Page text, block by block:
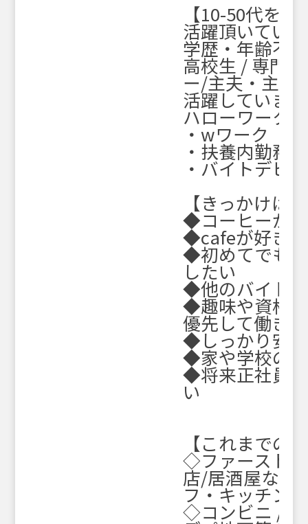
【10-50代を
活躍頂いてい
学歴・年齢不問
高校生 / 専門
ー/主夫・主婦
活躍していま
ハローワーク
・wワーク（
・扶養内勤務
・バイトデビ
【きっかけは
◆コーヒーが
◆cafeが好き
◆初めてでも
したい
◆他のバイト
◆趣味や資格
優先して働き
◆しっかり安
◆家や学校の
◆将来正社員
い
【これまでの
◇ファースト
店/居酒屋など
フ・キッチン
◇コンビニ /